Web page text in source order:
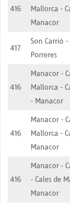
416
Mallorca -
Manacor
417
Son Carrió
Porreres
416
Manacor -
Mallorca -
- Manacor
416
Manacor -
Mallorca -
Manacor
416
Manacor -
- Cales de
Manacor